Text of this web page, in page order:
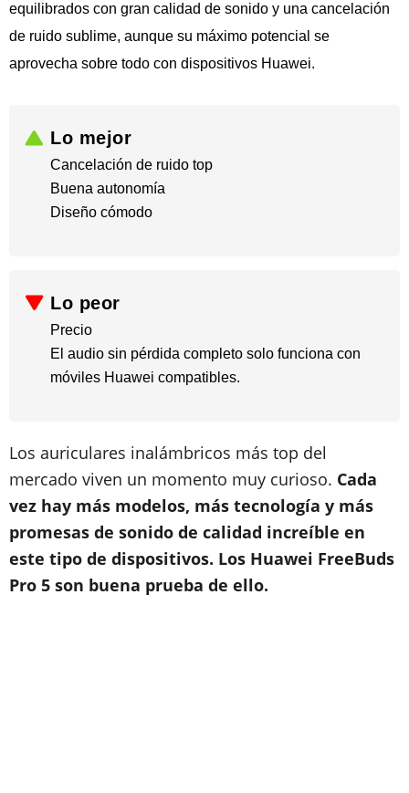
equilibrados con gran calidad de sonido y una cancelación
de ruido sublime, aunque su máximo potencial se
aprovecha sobre todo con dispositivos Huawei.
Lo mejor
Cancelación de ruido top
​Buena autonomía
​Diseño cómodo
Lo peor
Precio
​El audio sin pérdida completo solo funciona con
móviles Huawei compatibles.
Los auriculares inalámbricos más top del
mercado viven un momento muy curioso. Cada
vez hay más modelos, más tecnología y más
promesas de sonido de calidad increíble en
este tipo de dispositivos. Los Huawei FreeBuds
Pro 5 son buena prueba de ello.